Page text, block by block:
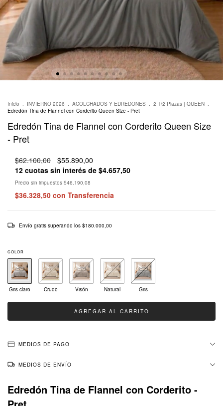
Inicio . INVIERNO 2026 . ACOLCHADOS Y EDREDONES . 2 1/2 Plazas | QUEEN .
Edredón Tina de Flannel con Corderito Queen Size - Pret
Edredón Tina de Flannel con Corderito Queen Size
- Pret
$62.100,00
$55.890,00
12 cuotas sin interés de $4.657,50
Precio sin impuestos $46.190,08
$36.328,50 con Transferencia
Envío gratis superando los $180.000,00
COLOR
Gris claro Crudo Visón Natural Gris
MEDIOS DE PAGO
MEDIOS DE ENVÍO
Edredón Tina de Flannel con Corderito -